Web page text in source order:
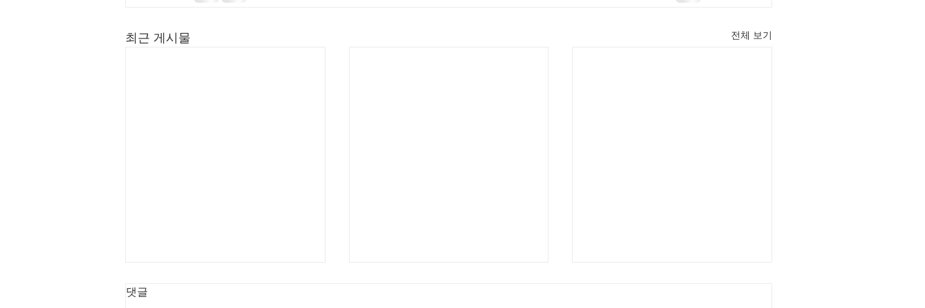
최근 게시물 전체 보기
댓글